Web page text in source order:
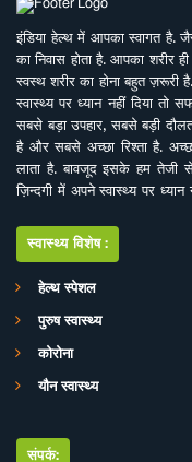
इंडिया हेल्थ में आपका स्वागत है.
का निवास होता है. आपका शरीर
स्वस्थ शरीर का होना बहुत
स्वास्थ्य पर ध्यान नहीं दिया तो
सबसे बड़ा उपहार, सबसे बड़ी
है और सबसे अच्छा रिश्ता है.
लाता है. बावजूद इसके हम तेजी से
ज़िन्दगी में अपने स्वास्थ्य पर
सर्वे सन्तु निरामया की
प्लेटफाॅर्म की परिकल्पना की गई
चिकित्सकों की एक बेहतर टीम
जागरूकता के ​मिशन के साथ
स्वास्थ्य सूचना और जानकारी
सावधानी के साथ स्वास्थ्य से
बिना चिकित्सकीय सलाह या हेल्थ
स्वास्थ्य विशेष:
हेल्थ स्पेशल
पुरुष स्वास्थ्य
कोरोना
यौन स्वास्थ्य
संपर्क: